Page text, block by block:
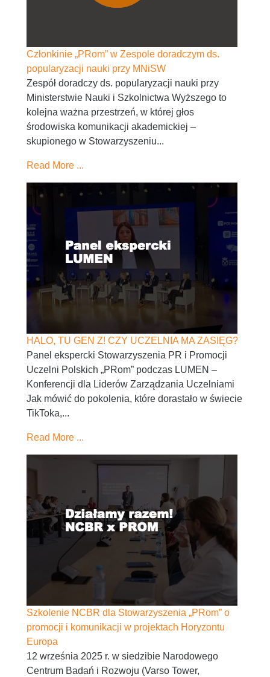
Członkinie „PRom” w Zespole doradczym ds.
popularyzacji nauki przy MNiSW
Zespół doradczy ds. popularyzacji nauki przy
Ministerstwie Nauki i Szkolnictwa Wyższego to
kolejna ważna przestrzeń, w której głos
środowiska komunikacji akademickiej –
skupionego w Stowarzyszeniu...
Read More ...
HALO, TU GEN Z! CZY UCZELNIA MA ZASIĘG?
Panel ekspercki Stowarzyszenia PR i Promocji
Uczelni Polskich „PRom” podczas LUMEN –
Konferencji dla Liderów Zarządzania Uczelniami
Jak mówić do pokolenia, które dorastało w świecie
TikToka,...
Read More ...
Szkolenie NCBR dla Stowarzyszenia „PRom” o
promocji i komunikacji w projektach Horyzontu
Europa
12 września 2025 r. w siedzibie Narodowego
Centrum Badań i Rozwoju (Varso Tower,